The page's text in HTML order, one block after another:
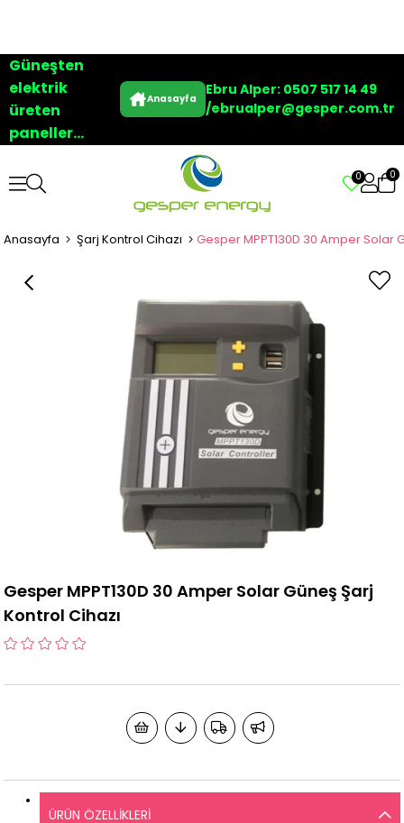
Güneşten
elektrik
üreten
paneller...
Anasayfa
Ebru Alper: 0507 517 14 49
/ebrualper@gesper.com.tr
0
0
Anasayfa Şarj Kontrol Cihazı
Gesper MPPT130D 30 Amper Solar Güneş Şarj
Kontrol Cihazı
ÜRÜN ÖZELLIKLERI